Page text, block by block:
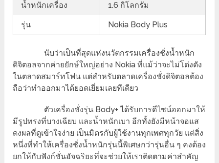
น้ำหนักเครื่อง 1.6 กิโลกรัม
รุ่น Nokia Body Plus
นับว่าเป็นที่สุดแห่งนวัตกรรมเครื่องชั่งน้ำหนัก
ดิจิตอลจากค่ายยักษ์ใหญ่อย่าง Nokia ที่แม้ว่าจะไม่โด่งดัง
ในตลาดสมาร์ทโฟน แต่สำหรับตลาดเครื่องชั่งดิจิตอลต้อง
ถือว่าทำออกมาได้ยอดเยี่ยมเลยทีเดียว
ตัวเครื่องชั่งรุ่น Body+ ได้รับการดีไซน์ออกมาให้
มีรูปทรงที่บางเฉียบ และน้ำหนักเบา อีกทั้งยังมีหน้าจอแส
ดงผลที่ดูเข้าใจง่าย เป็นมิตรกับผู้ใช้งานทุกเพศทุกวัย แต่สิ่ง
หนึ่งที่ทำให้เครื่องชั่งน้ำหนักรุ่นนี้พิเศษกว่ารุ่นอื่น ๆ คงต้อง
ยกให้กับฟังก์ชั่นอัจฉริยะที่จะช่วยให้เราติดตามค่าสำคัญ